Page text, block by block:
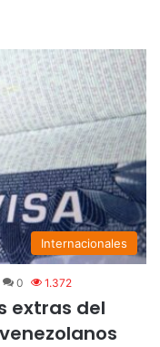
Internacionales
0 1.372
extras del